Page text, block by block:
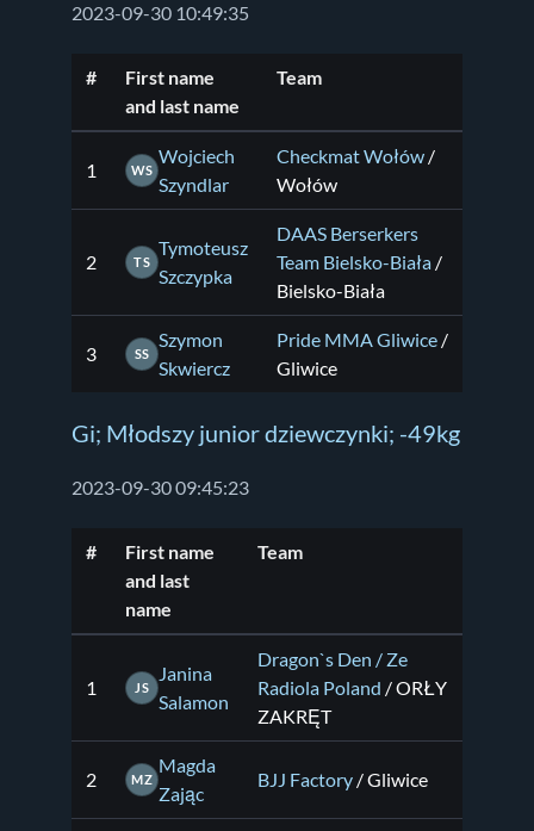
2023-09-30 10:49:35
#
First name
and last name
Team
1 WS
Wojciech
Szyndlar
Checkmat Wołów /
Wołów
2 TS
Tymoteusz
Szczypka
DAAS Berserkers
Team Bielsko-Biała /
Bielsko-Biała
3 SS
Szymon
Skwiercz
Pride MMA Gliwice /
Gliwice
Gi; Młodszy junior dziewczynki; -49kg
2023-09-30 09:45:23
#
First name
and last
name
Team
1 JS
Janina
Salamon
Dragon`s Den / Ze
Radiola Poland / ORŁY
ZAKRĘT
2 MZ
Magda
Zając
BJJ Factory / Gliwice